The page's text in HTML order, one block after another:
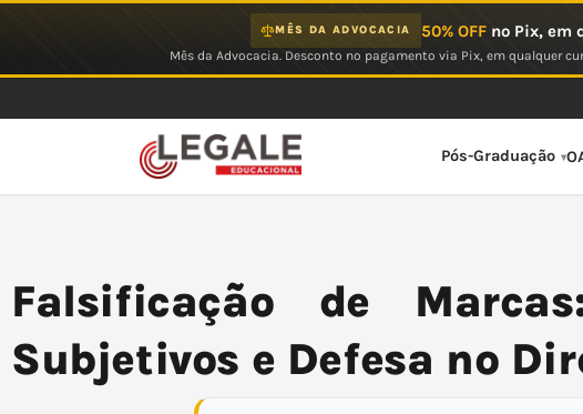
MÊS DA ADVOCACIA 50% OFFno Pix, em
Mês da Advocacia. Desconto no pagamento via Pix, em qualquer
Pós-Graduação
Falsificação de
Subjetivos e Defesa no